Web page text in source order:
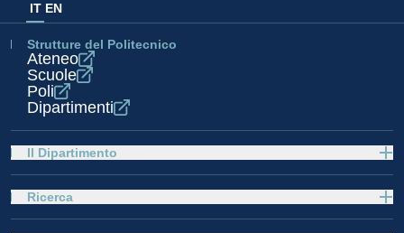
IT EN
Strutture del Politecnico
Ateneo
Scuole
Poli
Dipartimenti
Il Dipartimento
Ricerca